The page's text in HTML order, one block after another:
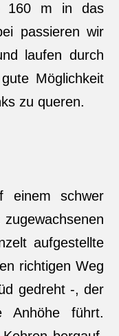
160 m in das
passieren wir
laufen durch
Möglichkeit
zu queren.
einem schwer
aufgestellte
richtigen Weg
gedreht -, der
führt.